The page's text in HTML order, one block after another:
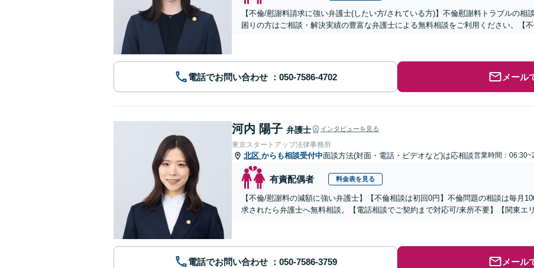
【不倫/慰謝料請求に強い弁護士(したい方/されている方)】不倫慰謝料トラブルの相
困りの方はご相談・解決実績の豊富な弁護士による無料相談をご利用ください。【
電話でお問い合わせ メール
河内 陽子 弁護士 インタビューを見る
東京スタートアップ法律事務所
北区 からも相談受付中面談方法(対面・電話・ビデオなど)は応相談営業時間：
有責配偶者 料金表を見る
【不倫/慰謝料の減額に強い弁護士】【不倫相談は初回0円】不倫問題の相談は毎月
求されたら弁護士へ無料相談。【電話相談でご契約まで対応可/来所不要】【関東エリ
電話でお問い合わせ メール